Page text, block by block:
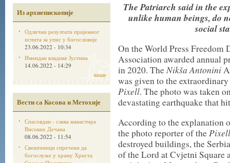
Из архиепископије
Одлични резултати пријемног
испита за упис у богословије
23.06.2022 - 10:34
Имендан владике Јустина
14.06.2022 - 14:29
више
Вести са Косова и Метохије
Спасовдан - слава манастира
Високих Дечана
08.06.2022 - 11:54
Свештеници спречени да
богослуже у храму Христа
The Patriarch said in the
unlike human beings, do
social
On the World Press Freedom
Association awarded annual
in 2020. TheNikša Antonini
was given to the
Pixell. The photo was taken
devastating earthquake that
According to the explanation
the photo reporter of thePixell
destroyed buildings, the
of the Lord at Cvjetni Square